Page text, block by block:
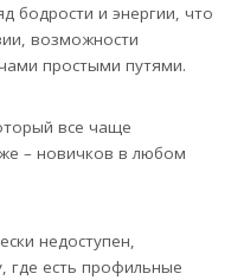
бодрости и энергии, что
возможности
простыми путями.
все чаще
– новичков в любом
недоступен,
где есть профильные